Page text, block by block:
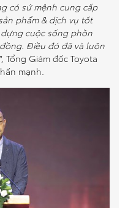
có sứ mệnh cung cấp
phẩm & dịch vụ tốt
cuộc sống phồn
Điều đó đã và luôn
Tổng Giám đốc Toyota
mạnh.